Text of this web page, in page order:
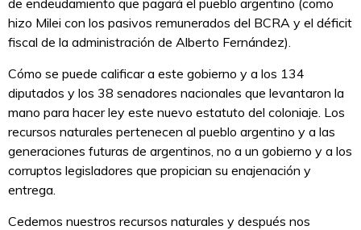
hizo Milei con los pasivos remunerados del BCRA y el déficit
fiscal de la administración de Alberto Fernández).
Cómo se puede calificar a este gobierno y a los 134
diputados y los 38 senadores nacionales que levantaron la
mano para hacer ley este nuevo estatuto del coloniaje. Los
recursos naturales pertenecen al pueblo argentino y a las
generaciones futuras de argentinos, no a un gobierno y a los
corruptos legisladores que propician su enajenación y
entrega.
Cedemos nuestros recursos naturales y después nos